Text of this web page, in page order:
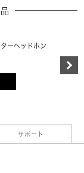
ーヘッドホン
サポート